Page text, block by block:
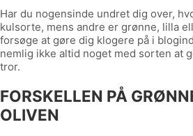
Har du nogensinde undret dig over,
kulsorte, mens andre er grønne, lilla
forsøge at gøre dig klogere på i
nemlig ikke altid noget med sorten at
tror.
FORSKELLEN PÅ
OLIVEN